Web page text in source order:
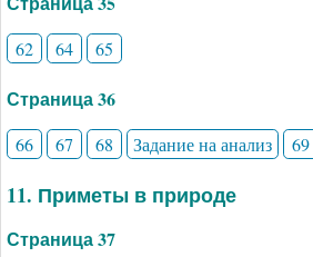
62 64 65
Страница 36
66 67 68 Задание на анализ 69
11. Приметы в природе
Страница 37